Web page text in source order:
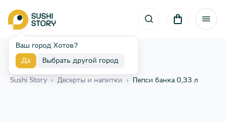
Ваш город Хотов?
Да Выбрать другой город
Назад
Sushi Story › Десерты и напитки › Пепси банка 0,33 л